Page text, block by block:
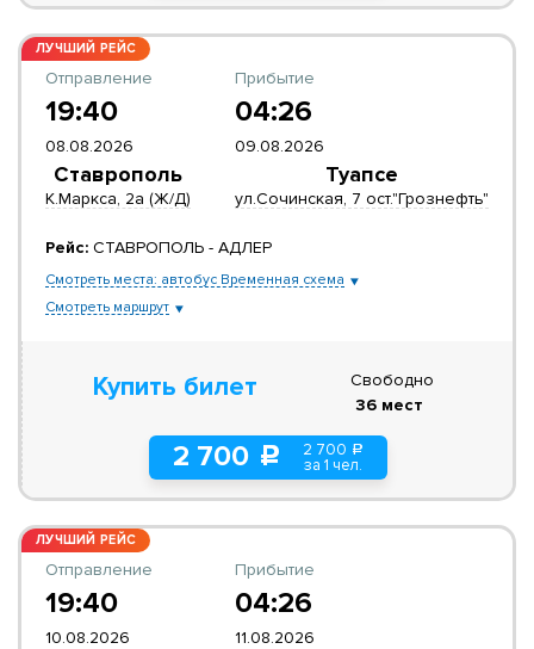
ЛУЧШИЙ РЕЙС
Отправление
19:40
08.08.2026
Ставрополь
К.Маркса, 2а (Ж/Д)
Прибытие
04:26
09.08.2026
Туапсе
ул.Сочинская, 7 ост."Грознефть"
Рейс: СТАВРОПОЛЬ - АДЛЕР
Смотреть места: автобус Временная схема
Смотреть маршрут
Купить билет
2 700 c 2 700 a
за 1 чел.
Свободно
36 мест
ЛУЧШИЙ РЕЙС
Отправление
19:40
10.08.2026
Прибытие
04:26
11.08.2026